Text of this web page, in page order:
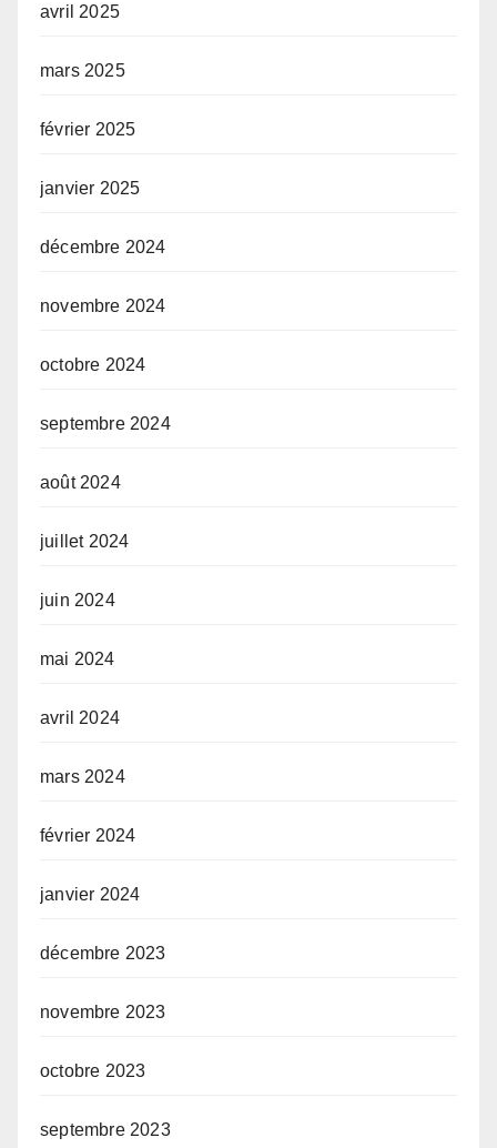
avril 2025
mars 2025
février 2025
janvier 2025
décembre 2024
novembre 2024
octobre 2024
septembre 2024
août 2024
juillet 2024
juin 2024
mai 2024
avril 2024
mars 2024
février 2024
janvier 2024
décembre 2023
novembre 2023
octobre 2023
septembre 2023